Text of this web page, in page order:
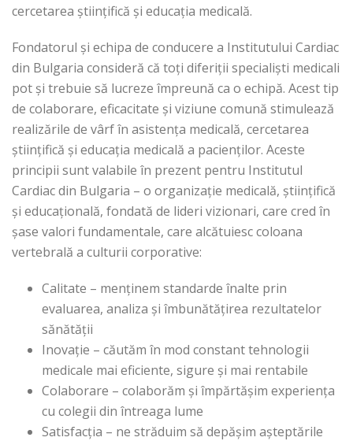
cercetarea științifică și educația medicală.
Fondatorul și echipa de conducere a Institutului Cardiac
din Bulgaria consideră că toți diferiții specialiști medicali
pot și trebuie să lucreze împreună ca o echipă. Acest tip
de colaborare, eficacitate și viziune comună stimulează
realizările de vârf în asistența medicală, cercetarea
științifică și educația medicală a pacienților. Aceste
principii sunt valabile în prezent pentru Institutul
Cardiac din Bulgaria – o organizație medicală, științifică
și educațională, fondată de lideri vizionari, care cred în
șase valori fundamentale, care alcătuiesc coloana
vertebrală a culturii corporative:
Calitate – menținem standarde înalte prin
evaluarea, analiza și îmbunătățirea rezultatelor
sănătății
Inovație – căutăm în mod constant tehnologii
medicale mai eficiente, sigure și mai rentabile
Colaborare – colaborăm și împărtășim experiența
cu colegii din întreaga lume
Satisfacția – ne străduim să depășim așteptările